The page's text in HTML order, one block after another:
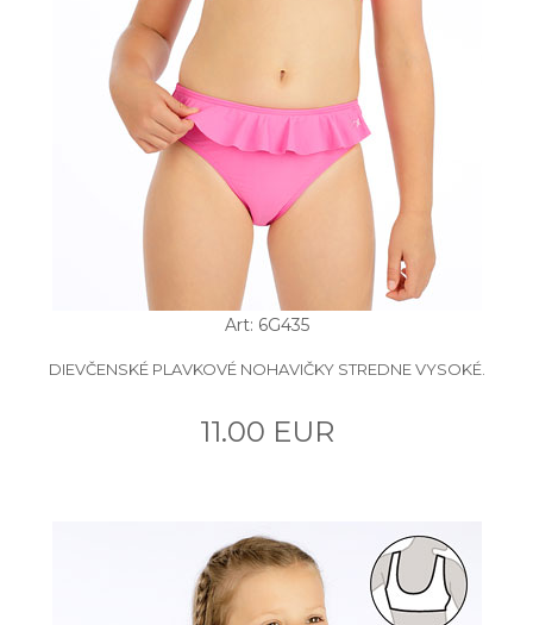
Art: 6G435
DIEVČENSKÉ PLAVKOVÉ NOHAVIČKY STREDNE VYSOKÉ.
11.00 EUR